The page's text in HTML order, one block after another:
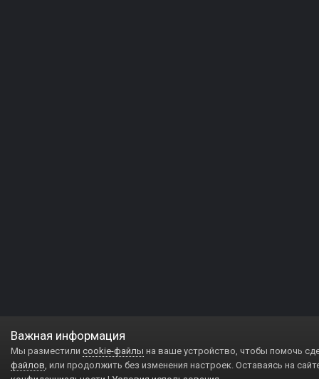
Важная информация
Мы разместили cookie-файлы на ваше устройство, чтобы помочь
файлов, или продолжить без изменения настроек. Оставаясь на